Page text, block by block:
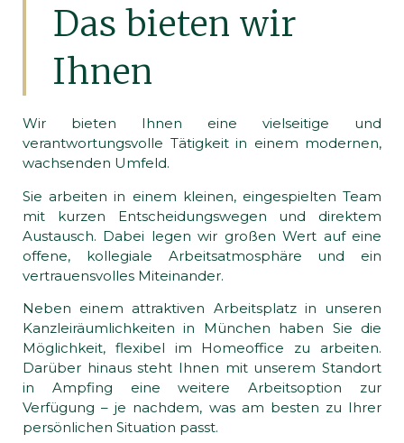
Das bieten wir
Ihnen
Wir bieten Ihnen eine vielseitige und
verantwortungsvolle Tätigkeit in einem modernen,
wachsenden Umfeld.
Sie arbeiten in einem kleinen, eingespielten Team
mit kurzen Entscheidungswegen und direktem
Austausch. Dabei legen wir großen Wert auf eine
offene, kollegiale Arbeitsatmosphäre und ein
vertrauensvolles Miteinander.
Neben einem attraktiven Arbeitsplatz in unseren
Kanzleiräumlichkeiten in München haben Sie die
Möglichkeit, flexibel im Homeoffice zu arbeiten.
Darüber hinaus steht Ihnen mit unserem Standort
in Ampfing eine weitere Arbeitsoption zur
Verfügung – je nachdem, was am besten zu Ihrer
persönlichen Situation passt.